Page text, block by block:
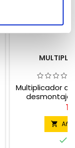
Multiplicador
desmontaje
tuercas en
par de
fijación

